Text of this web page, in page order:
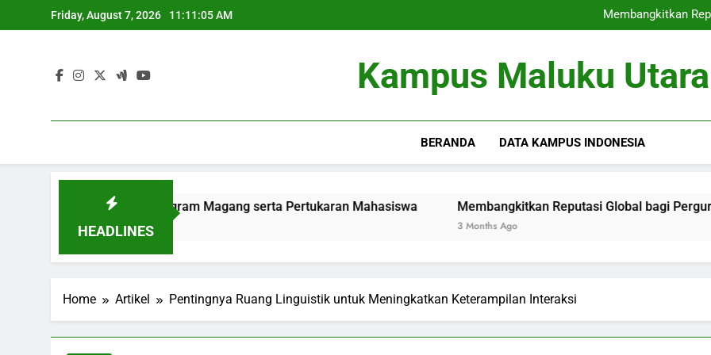
to
Friday, August 7, 2026 11:11:06 AM
Membangkitkan
Membangkitkan
Kampus Maluku Utara
BERANDA DATA KAMPUS INDONESIA
HEADLINES
Lewat Program Magang serta Pertukaran Mahasiswa Membangkitkan Reputasi Global bagi Perguruan Tinggi
Home Artikel Pentingnya Ruang Linguistik untuk Meningkatkan Keterampilan Interaksi